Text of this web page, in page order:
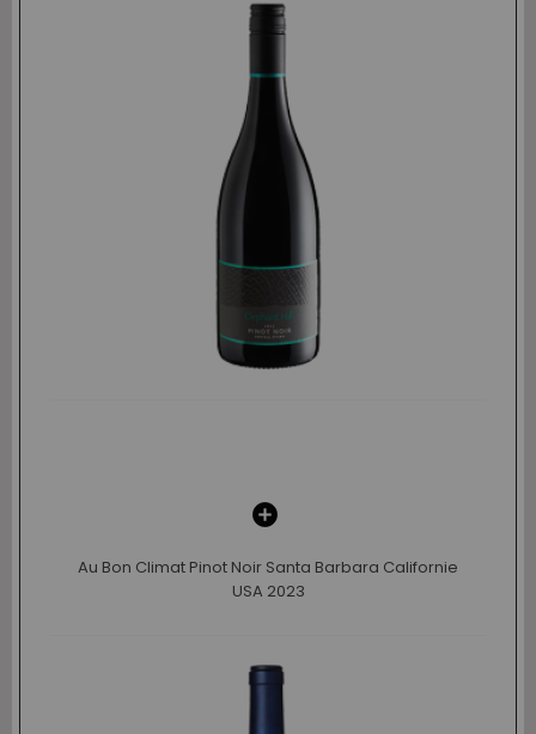
Au Bon Climat Pinot Noir Santa Barbara Californie
USA 2023